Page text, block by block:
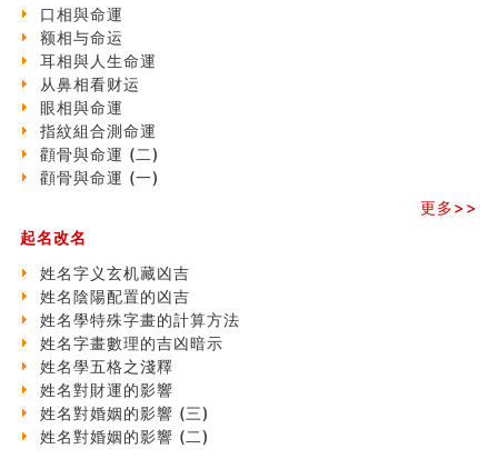
大門風水五大禁忌！大門風水擺設？門中門風水解方？
出现这几种面相桃花泛
寓意好的五行属水的汉字有哪些？五行属水的汉字大全
玄空本义 (一)
＂天下第一关＂的由来
无名指长的人有艺术天赋？手指长短能看出什么？
六爻測住宅風水 (三)
別再一知半解！正解住宅風水十大禁忌
風水辟邪大全
七夕节 我国唯一一个以女性为主角传统节日
手指饱满福运加身，这种手相福运在何处？
八字铁口直断经验总结五十条
《高岛易断》(四)
民間風水知識九十四條
马斯克八字分析
饭店餐馆风水布局知识
六爻占卜中如何预测官运、事业运？
口相與命運
额相与命运
耳相與人生命運
从鼻相看财运
眼相與命運
指紋組合測命運
顴骨與命運 (二)
顴骨與命運 (一)
更多>>
起名改名
姓名字义玄机藏凶吉
姓名陰陽配置的凶吉
姓名學特殊字畫的計算方法
姓名字畫數理的吉凶暗示
姓名學五格之淺釋
姓名對財運的影響
姓名對婚姻的影響 (三)
姓名對婚姻的影響 (二)